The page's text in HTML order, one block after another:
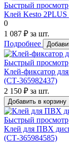
Быстрый просмотр
Клей Kesto
0
1 087 ₽ за шт.
Подробнее
Быстрый просмотр
Клей-фиксатор
(СТ-365982437)
2 150 ₽ за шт.
Добавить в корзину
Быстрый просмотр
Клей для ПВХ
(СТ-365984585)